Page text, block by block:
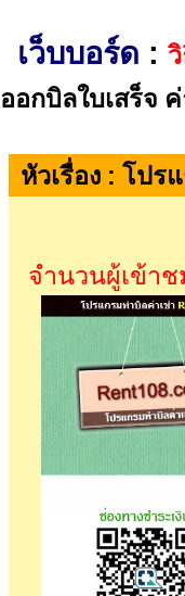
เว็บบอร์ด :
ออกบิลใบเสร็จ
หัวเรื่อง : โปร
จำนวนผู้เข้า